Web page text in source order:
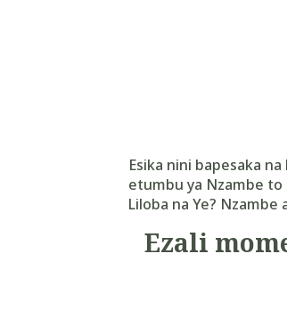
Esika nini bapesaka
etumbu ya Nzambe
Liloba na Ye?
Ezali